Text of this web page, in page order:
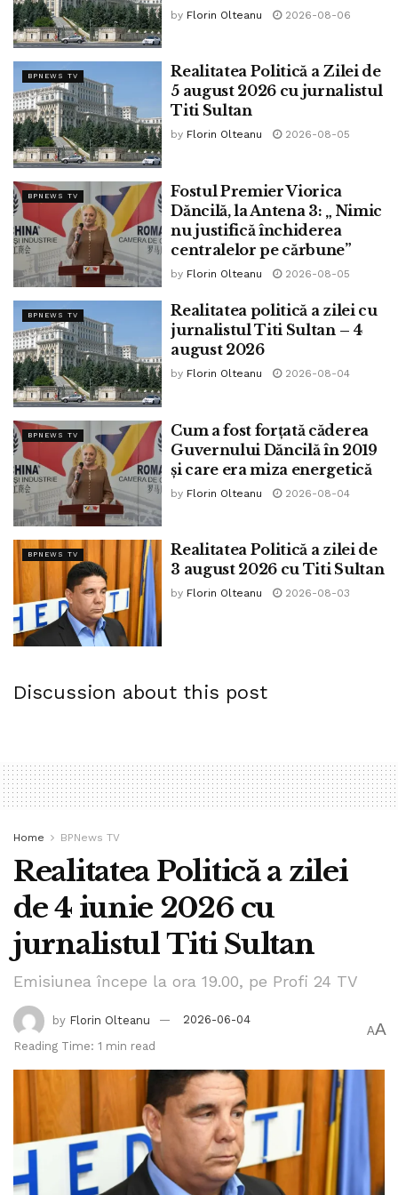
premisele pentru un guvern care să poată funcționa pe
termen mai lung.”
Tags: udmr
by Florin Olteanu 2026-08-06
BPNEWS TV
Realitatea Politică a Zilei de
5 august 2026 cu jurnalistul
Titi Sultan
by Florin Olteanu 2026-08-05
BPNEWS TV
Fostul Premier Viorica
Dăncilă, la Antena 3: „ Nimic
nu justifică închiderea
centralelor pe cărbune”
by Florin Olteanu 2026-08-05
BPNEWS TV
Realitatea politică a zilei cu
jurnalistul Titi Sultan – 4
august 2026
by Florin Olteanu 2026-08-04
BPNEWS TV
Cum a fost forțată căderea
Guvernului Dăncilă în 2019
și care era miza energetică
by Florin Olteanu 2026-08-04
BPNEWS TV
Realitatea Politică a zilei de
3 august 2026 cu Titi Sultan
by Florin Olteanu 2026-08-03
Discussion about this post
Home BPNews TV
Realitatea Politică a zilei
de 4 iunie 2026 cu
jurnalistul Titi Sultan
Emisiunea începe la ora 19.00, pe Profi 24 TV
by Florin Olteanu
2026-06-04
Reading Time: 1 min read
AA